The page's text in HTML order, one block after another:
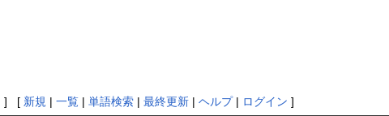
] [ 新規 | 一覧| 単語検索| 最終更新| ヘルプ| ログイン ]